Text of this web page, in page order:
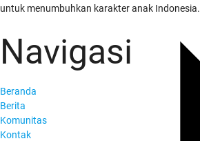
untuk menumbuhkan karakter anak Indonesia.
Navigasi
Beranda
Berita
Komunitas
Kontak